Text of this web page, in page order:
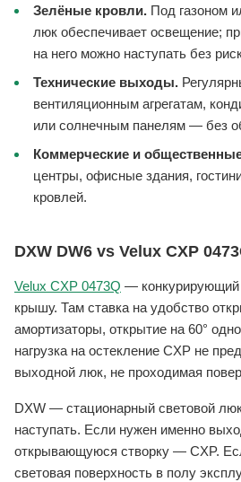
Зелёные кровли. Под газоном
люк обеспечивает освещение;
на него можно наступать без
Технические выходы.
вентиляционным агрегатам,
или солнечным панелям — без
Коммерческие и
центры, офисные здания,
кровлей.
DXW DW6 vs Velux CXP
Velux CXP 0473Q —
крышу. Там ставка на удобство
амортизаторы, открытие на 60°
нагрузка на остекление CXP не
выходной люк, не проходимая
DXW — стационарный световой
наступать. Если нужен именно
открывающуюся створку — CXP.
световая поверхность в полу